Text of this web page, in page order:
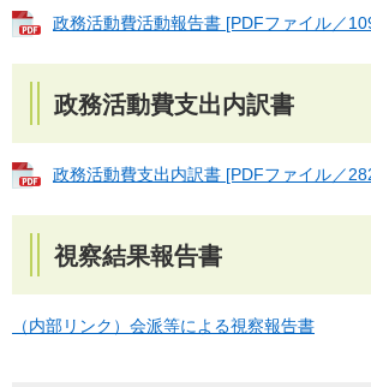
政務活動費活動報告書 [PDFファイル／
政務活動費支出内訳書
政務活動費支出内訳書 [PDFファイル／
視察結果報告書
（内部リンク）会派等による視察報告書